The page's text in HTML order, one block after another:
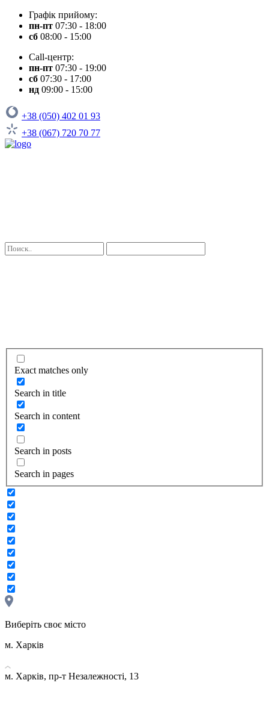
Графік прийому:
пн-пт 07:30 - 18:00
сб 08:00 - 15:00
Call-центр:
пн-пт 07:30 - 19:00
сб 07:30 - 17:00
нд 09:00 - 15:00
+38 (050) 402 01 93
+38 (067) 720 70 77
Exact matches only
Search in title
Search in content
Search in posts
Search in pages
Виберіть своє місто
м. Харків
м. Харків, пр-т Незалежності, 13